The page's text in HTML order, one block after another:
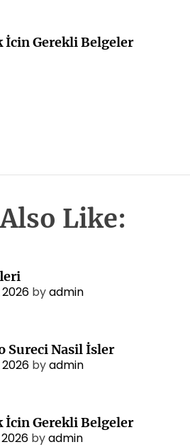
İcin Gerekli Belgeler
Like:
byadmin
Sureci Nasil İsler
byadmin
İcin Gerekli Belgeler
byadmin